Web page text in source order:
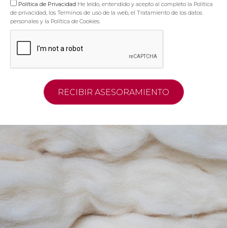
Política de Privacidad He leído, entendido y acepto al completo la Politica
de prívacidad, los Terminos de uso de la web, el Tratamiento de los datos
personales y la Política de Cookies.